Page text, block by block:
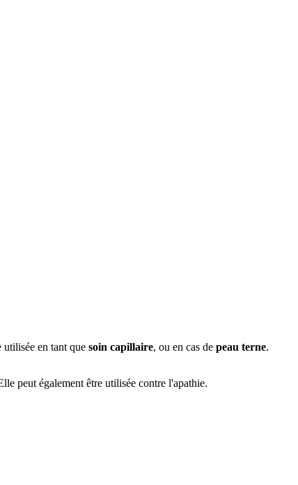
utilisée en tant que soin capillaire, ou en cas de peau terne.
peut également être utilisée contre l'apathie.